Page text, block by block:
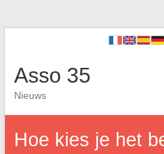
Asso 35
Nieuws
Hoe kies je het